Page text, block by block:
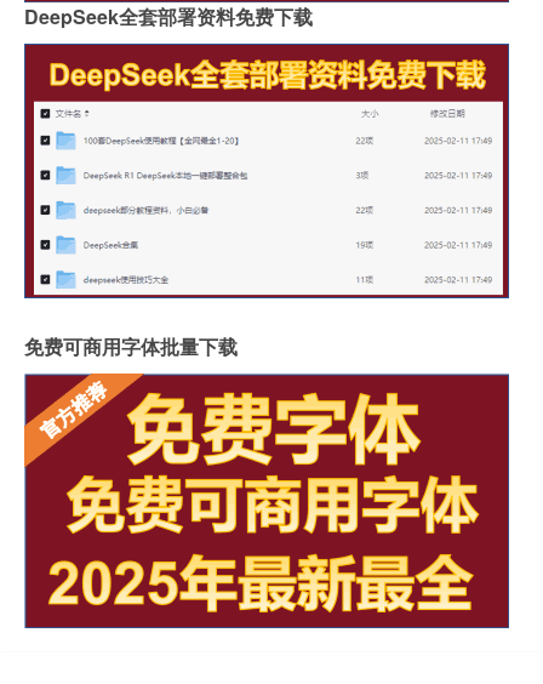
DeepSeek全套部署资料免费下载
免费可商用字体批量下载